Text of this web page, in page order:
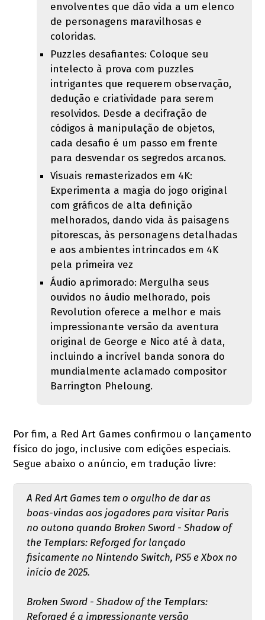
envolventes que dão vida a um elenco
de personagens maravilhosas e
coloridas.
Puzzles desafiantes: Coloque seu
intelecto à prova com puzzles
intrigantes que requerem observação,
dedução e criatividade para serem
resolvidos. Desde a decifração de
códigos à manipulação de objetos,
cada desafio é um passo em frente
para desvendar os segredos arcanos.
Visuais remasterizados em 4K:
Experimenta a magia do jogo original
com gráficos de alta definição
melhorados, dando vida às paisagens
pitorescas, às personagens detalhadas
e aos ambientes intrincados em 4K
pela primeira vez
Áudio aprimorado: Mergulha seus
ouvidos no áudio melhorado, pois
Revolution oferece a melhor e mais
impressionante versão da aventura
original de George e Nico até à data,
incluindo a incrível banda sonora do
mundialmente aclamado compositor
Barrington Pheloung.
Por fim, a Red Art Games confirmou o lançamento
físico do jogo, inclusive com edições especiais.
Segue abaixo o anúncio, em tradução livre:
A Red Art Games tem o orgulho de dar as
boas-vindas aos jogadores para visitar Paris
no outono quando Broken Sword - Shadow of
the Templars: Reforged for lançado
fisicamente no Nintendo Switch, PS5 e Xbox no
início de 2025.
Broken Sword - Shadow of the Templars:
Reforged é a impressionante versão